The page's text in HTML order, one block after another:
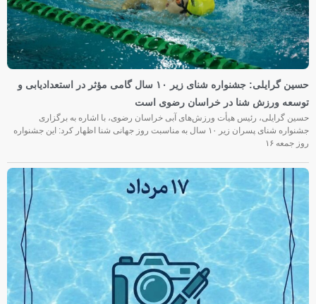
حسین گرایلی: جشنواره شنای زیر ۱۰ سال گامی مؤثر در استعدادیابی و
توسعه ورزش شنا در خراسان رضوی است
حسین گرایلی، رئیس هیأت ورزش‌های آبی خراسان رضوی، با اشاره به برگزاری
جشنواره شنای پسران زیر ۱۰ سال به مناسبت روز جهانی شنا اظهار کرد: این جشنواره
روز جمعه‌ ۱۶